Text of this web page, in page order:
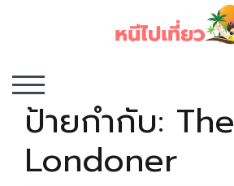
TOGGLE MOBILE MENU
ป้ายกำกับ: The
Londoner